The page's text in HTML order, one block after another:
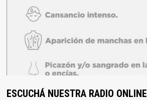
ESCUCHÁ NUESTRA RADIO ONLINE